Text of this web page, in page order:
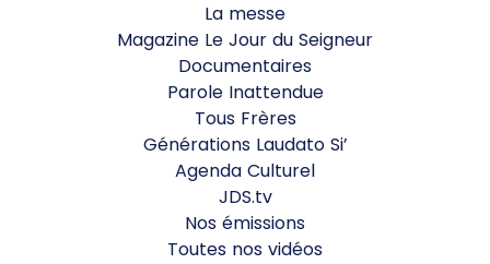
La messe
Magazine Le Jour du Seigneur
Documentaires
Parole Inattendue
Tous Frères
Générations Laudato Si’
Agenda Culturel
JDS.tv
Nos émissions
Toutes nos vidéos